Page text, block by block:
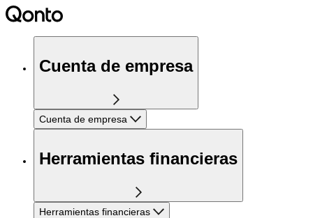
Cuenta de empresa
Cuenta de empresa
Herramientas financieras
Herramientas financieras